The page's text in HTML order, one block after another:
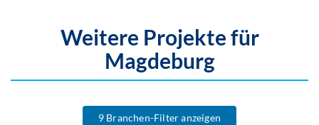
Weitere Projekte für
Magdeburg
9 Branchen-Filter anzeigen